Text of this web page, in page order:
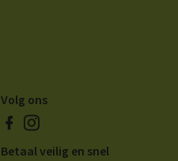
Volg ons
Betaal veilig en snel